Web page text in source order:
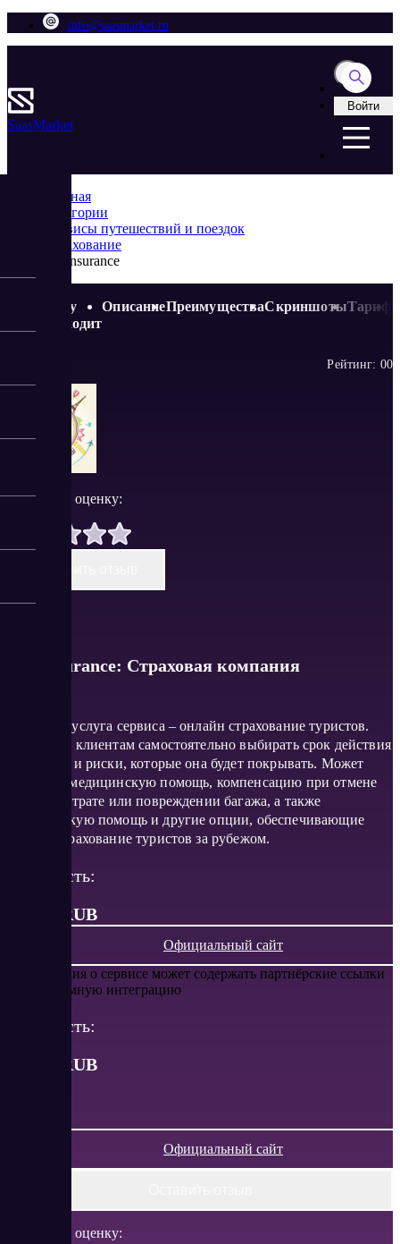
info@saasmarket.ru
SaasMarket
Войти
Главная
Категории
Cервисы путешествий и поездок
Страхование
Tripinsurance
Кому
подходит
ОписаниеПреимуществаСкриншотыТариф
Рейтинг: 00
Поставить оценку:
Tripinsurance: Страховая компания
Основная услуга сервиса – онлайн страхование туристов.
Позволяет клиентам самостоятельно выбирать срок действия
страховки и риски, которые она будет покрывать. Может
включать медицинскую помощь, компенсацию при отмене
поездки, утрате или повреждении багажа, а также
юридическую помощь и другие опции, обеспечивающие
полное страхование туристов за рубежом.
Стоимость:
от 400 RUB
Официальный сайт
Информация о сервисе может содержать партнёрские ссылки
или рекламную интеграцию
Стоимость:
RUB
Официальный сайт
Поставить оценку: